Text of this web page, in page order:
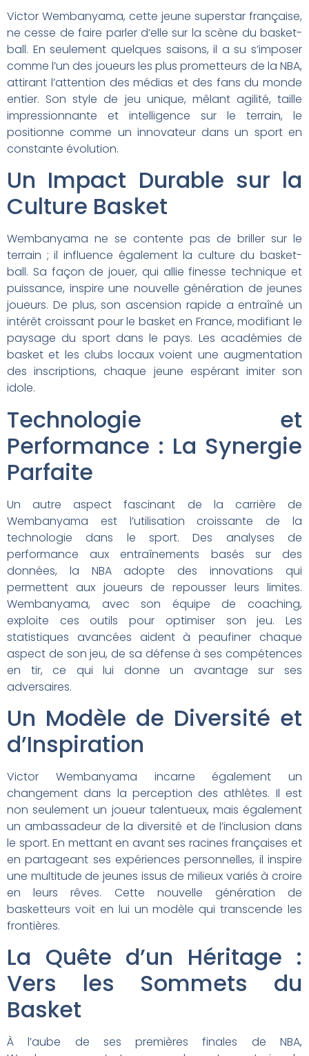
Victor Wembanyama, cette jeune superstar française,
ne cesse de faire parler d’elle sur la scène du basket-
ball. En seulement quelques saisons, il a su s’imposer
comme l’un des joueurs les plus prometteurs de la NBA,
attirant l’attention des médias et des fans du monde
entier. Son style de jeu unique, mêlant agilité, taille
impressionnante et intelligence sur le terrain, le
positionne comme un innovateur dans un sport en
constante évolution.
Un Impact Durable sur la
Culture Basket
Wembanyama ne se contente pas de briller sur le
terrain ; il influence également la culture du basket-
ball. Sa façon de jouer, qui allie finesse technique et
puissance, inspire une nouvelle génération de jeunes
joueurs. De plus, son ascension rapide a entraîné un
intérêt croissant pour le basket en France, modifiant le
paysage du sport dans le pays. Les académies de
basket et les clubs locaux voient une augmentation
des inscriptions, chaque jeune espérant imiter son
idole.
Technologie et
Performance : La Synergie
Parfaite
Un autre aspect fascinant de la carrière de
Wembanyama est l’utilisation croissante de la
technologie dans le sport. Des analyses de
performance aux entraînements basés sur des
données, la NBA adopte des innovations qui
permettent aux joueurs de repousser leurs limites.
Wembanyama, avec son équipe de coaching,
exploite ces outils pour optimiser son jeu. Les
statistiques avancées aident à peaufiner chaque
aspect de son jeu, de sa défense à ses compétences
en tir, ce qui lui donne un avantage sur ses
adversaires.
Un Modèle de Diversité et
d’Inspiration
Victor Wembanyama incarne également un
changement dans la perception des athlètes. Il est
non seulement un joueur talentueux, mais également
un ambassadeur de la diversité et de l’inclusion dans
le sport. En mettant en avant ses racines françaises et
en partageant ses expériences personnelles, il inspire
une multitude de jeunes issus de milieux variés à croire
en leurs rêves. Cette nouvelle génération de
basketteurs voit en lui un modèle qui transcende les
frontières.
La Quête d’un Héritage :
Vers les Sommets du
Basket
À l’aube de ses premières finales de NBA,